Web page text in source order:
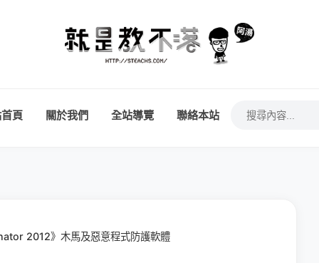
頁 關於我們 全站導覽 聯絡本站
2012》木馬及惡意程式防護軟體